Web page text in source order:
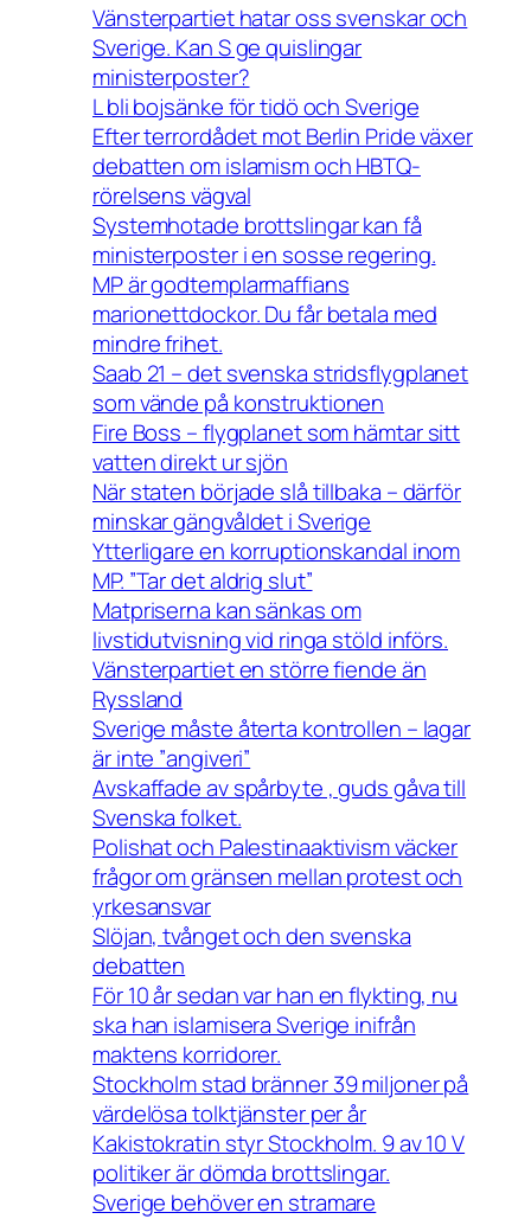
Vänsterpartiet hatar oss svenskar och
Sverige. Kan S ge quislingar
ministerposter?
L bli bojsänke för tidö och Sverige
Efter terrordådet mot Berlin Pride växer
debatten om islamism och HBTQ-
rörelsens vägval
Systemhotade brottslingar kan få
ministerposter i en sosse regering.
MP är godtemplarmaffians
marionettdockor. Du får betala med
mindre frihet.
Saab 21 – det svenska stridsflygplanet
som vände på konstruktionen
Fire Boss – flygplanet som hämtar sitt
vatten direkt ur sjön
När staten började slå tillbaka – därför
minskar gängvåldet i Sverige
Ytterligare en korruptionskandal inom
MP. ”Tar det aldrig slut”
Matpriserna kan sänkas om
livstidutvisning vid ringa stöld införs.
Vänsterpartiet en större fiende än
Ryssland
Sverige måste återta kontrollen – lagar
är inte ”angiveri”
Avskaffade av spårbyte , guds gåva till
Svenska folket.
Polishat och Palestinaaktivism väcker
frågor om gränsen mellan protest och
yrkesansvar
Slöjan, tvånget och den svenska
debatten
För 10 år sedan var han en flykting, nu
ska han islamisera Sverige inifrån
maktens korridorer.
Stockholm stad bränner 39 miljoner på
värdelösa tolktjänster per år
Kakistokratin styr Stockholm. 9 av 10 V
politiker är dömda brottslingar.
Sverige behöver en stramare